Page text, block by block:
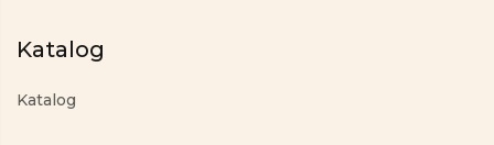
Katalog
Katalog